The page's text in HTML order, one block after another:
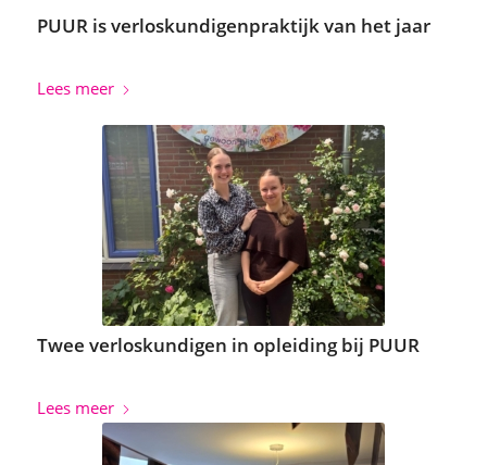
PUUR is verloskundigenpraktijk van het jaar
Lees meer
Twee verloskundigen in opleiding bij PUUR
Lees meer